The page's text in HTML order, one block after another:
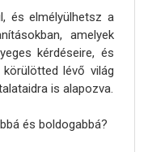
és elmélyülhetsz a
amelyek
kérdéseire, és
lévő világ
is alapozva.
és boldogabbá?